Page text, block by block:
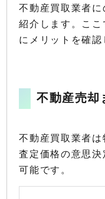
不動産買取業者
紹介します。こ
にメリットを確認
不動産売却
不動産買取業者は
査定価格の意思
可能です。